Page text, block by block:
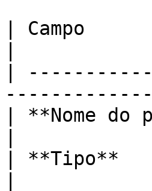
| Campo
|
| **Nome
| **Tipo**